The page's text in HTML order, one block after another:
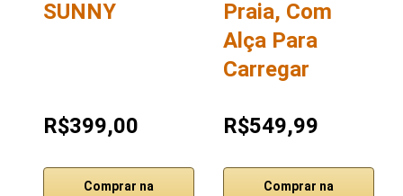
SUNNY
R$399,00
Comprar na
Praia, Com
Alça Para
Carregar
R$549,99
Comprar na